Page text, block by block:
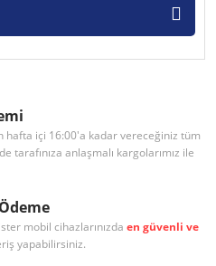
hafta içi 16:00'a kadar vereceğiniz tüm
tarafınıza anlaşmalı kargolarımız ile
mobil cihazlarınızda en güvenli ve
yapabilirsiniz.